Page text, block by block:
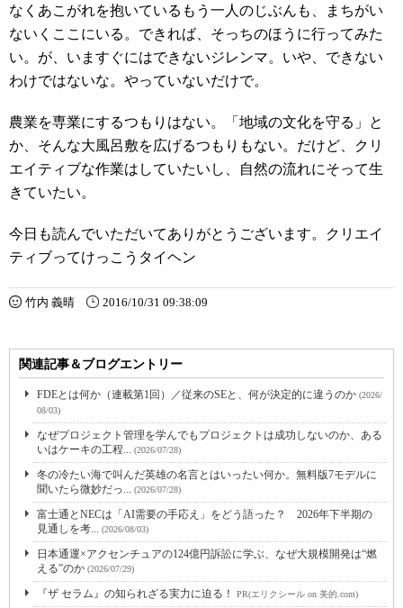
なくあこがれを抱いているもう一人のじぶんも、まちがい
ないくここにいる。できれば、そっちのほうに行ってみた
い。が、いますぐにはできないジレンマ。いや、できない
わけではないな。やっていないだけで。
農業を専業にするつもりはない。「地域の文化を守る」と
か、そんな大風呂敷を広げるつもりもない。だけど、クリ
エイティブな作業はしていたいし、自然の流れにそって生
きていたい。
今日も読んでいただいてありがとうございます。クリエイ
ティブってけっこうタイヘン
竹内 義晴 2016/10/31 09:38:09
関連記事＆ブログエントリー
FDEとは何か（連載第1回）／従来のSEと、何が決定的に違うのか (2026/
08/03)
なぜプロジェクト管理を学んでもプロジェクトは成功しないのか、ある
いはケーキの工程...
(2026/07/28)
冬の冷たい海で叫んだ英雄の名言とはいったい何か。無料版7モデルに
聞いたら微妙だっ...
(2026/07/28)
富士通とNECは「AI需要の手応え」をどう語った？ 2026年下半期の
見通しを考...
(2026/08/03)
日本通運×アクセンチュアの124億円訴訟に学ぶ、なぜ大規模開発は“燃
える”のか (2026/07/29)
『ザ セラム』の知られざる実力に迫る！ PR(エリクシール on 美的.com)